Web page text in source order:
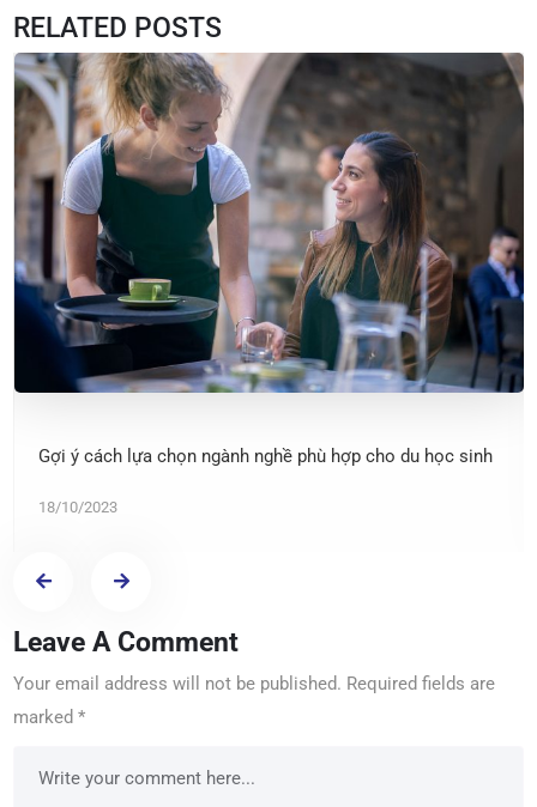
RELATED POSTS
Gợi ý cách lựa chọn ngành nghề phù hợp cho du học sinh
18/10/2023
Leave A Comment
Your email address will not be published. Required fields are
marked*